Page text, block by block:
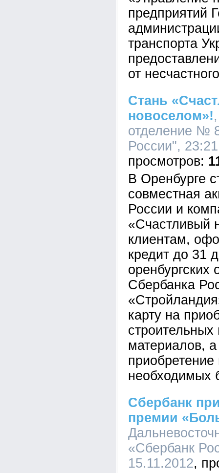
предприятий
транспорта
от
Стань
новоселом»!
отделение №
России",
В Оренбурге
совместная
России и
«Счастливый
клиентам,
кредит до 31
оренбургских
Сбербанка
карту на
материалов,
необходимых
Сбербанк
премии
«Сбербанк
15.11.2012